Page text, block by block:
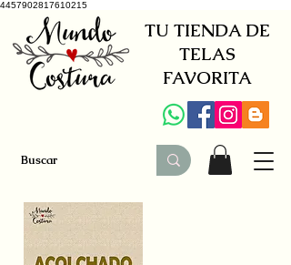
4457902817610215
TU TIENDA DE
TELAS
FAVORITA